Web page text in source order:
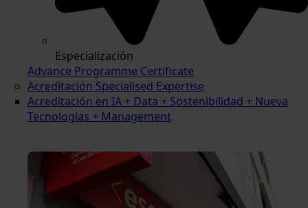
Especialización
Advance Programme Certificate
Acreditación Specialised Expertise
Acreditación en IA + Data + Sostenibilidad + Nueva
Tecnologías + Management